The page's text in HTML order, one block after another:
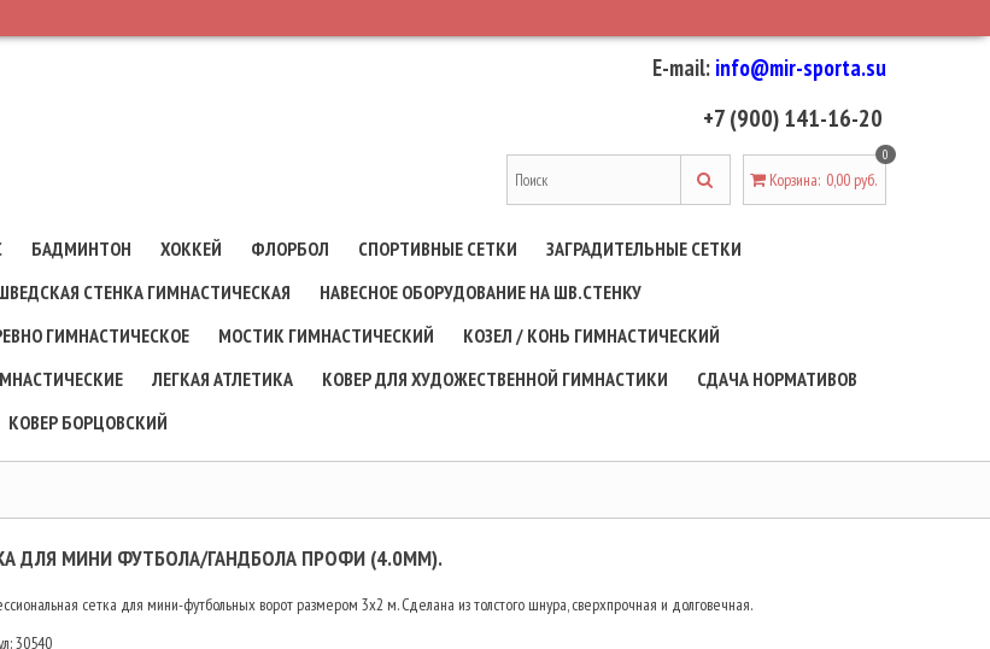
E-mail: info@mir-sporta.su
+7 (900) 141-16-20
Корзина:
0
0,00 руб.
БАДМИНТОН ХОККЕЙ ФЛОРБОЛ СПОРТИВНЫЕ СЕТКИ
ЗАГРАДИТЕЛЬНЫЕ СЕТКИ
СТЕНКА ГИМНАСТИЧЕСКАЯ
НАВЕСНОЕ ОБОРУДОВАНИЕ НА ШВ.СТЕНКУ
ГИМНАСТИЧЕСКОЕ МОСТИК ГИМНАСТИЧЕСКИЙ
КОЗЕЛ / КОНЬ ГИМНАСТИЧЕСКИЙ
ЛЕГКАЯ АТЛЕТИКА КОВЕР ДЛЯ ХУДОЖЕСТВЕННОЙ ГИМНАСТИКИ
СДАЧА НОРМАТИВОВ
КОВЕР БОРЦОВСКИЙ
ДЛЯ МИНИ ФУТБОЛА/ГАНДБОЛА ПРОФИ (4.0ММ).
сетка для мини-футбольных ворот размером 3х2 м. Сделана из толстого шнура, сверхпрочная и долговечная.
30540